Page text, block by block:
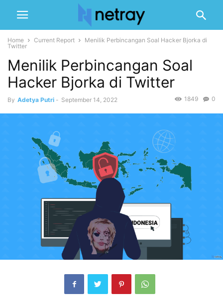
Home Current Report
Menilik Perbincangan Soal Hacker Bjorka di
Twitter
Menilik Perbincangan Soal
Hacker Bjorka di Twitter
By Adetya Putri - September 14, 2022 0
1849